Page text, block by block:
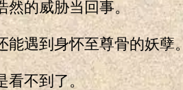
的威胁当回事。
遇到身怀至尊骨的妖孽
不到了。